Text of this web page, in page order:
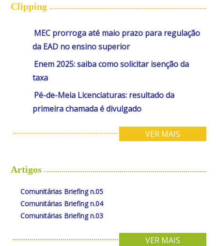
Clipping
MEC prorroga até maio prazo para regulação
da EAD no ensino superior
Enem 2025: saiba como solicitar isenção da
taxa
Pé-de-Meia Licenciaturas: resultado da
primeira chamada é divulgado
VER MAIS
Artigos
Comunitárias Briefing n.05
Comunitárias Briefing n.04
Comunitárias Briefing n.03
VER MAIS